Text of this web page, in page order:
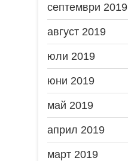
септември 2019
август 2019
юли 2019
юни 2019
май 2019
април 2019
март 2019